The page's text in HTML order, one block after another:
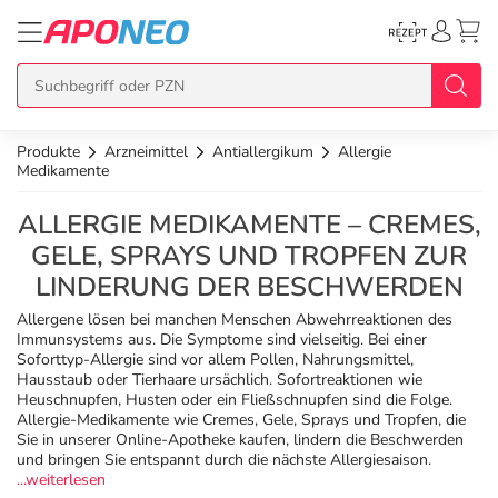
zurück
Übersicht Produkte
Topseller
Neuheiten
Arzneimittel
Bio & Genuss
zurück
Übersicht Aktionen
APO Cash Deals
Gratis dazu
Im Set günstiger
Schnäppchen
zurück
Übersicht Services
Dermatologische Beratung
Wechselwirkungscheck
Diabetes-Risiko-Test
BMI-Rechner
zurück
Übersicht Rezept einlösen
E-Rezept auf Karte
E-Rezept Ausdruck
Papier-Rezept
zurück
Übersicht APO Cash Deals
Alle APO Cash Deals
20% Extra Cash
15% Extra Cash
10% Extra Cash
Produkte Arzneimittel Antiallergikum
Allergie
Medikamente
ALLERGIE MEDIKAMENTE – CREMES,
GELE, SPRAYS UND TROPFEN ZUR
LINDERUNG DER BESCHWERDEN
Allergene lösen bei manchen Menschen Abwehrreaktionen des
Immunsystems aus. Die Symptome sind vielseitig. Bei einer
Soforttyp-Allergie sind vor allem Pollen, Nahrungsmittel,
Hausstaub oder Tierhaare ursächlich. Sofortreaktionen wie
Heuschnupfen, Husten oder ein Fließschnupfen sind die Folge.
Allergie-Medikamente wie Cremes, Gele, Sprays und Tropfen, die
Sie in unserer Online-Apotheke kaufen, lindern die Beschwerden
und bringen Sie entspannt durch die nächste Allergiesaison.
...weiterlesen